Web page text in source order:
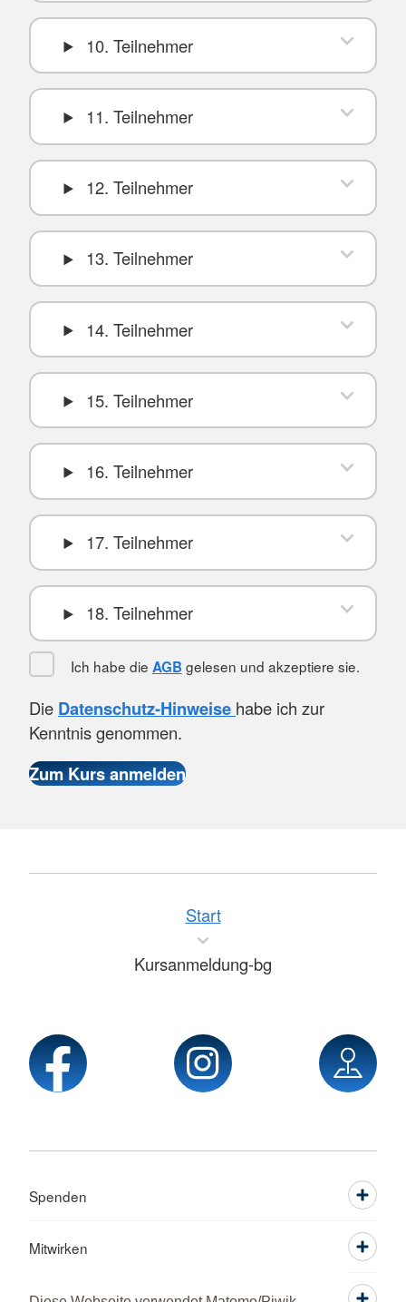
10. Teilnehmer
11. Teilnehmer
12. Teilnehmer
13. Teilnehmer
14. Teilnehmer
15. Teilnehmer
16. Teilnehmer
17. Teilnehmer
18. Teilnehmer
Ich habe die AGB gelesen und akzeptiere sie.
Die Datenschutz-Hinweise habe ich zur
Kenntnis genommen.
Start
Kursanmeldung-bg
Spenden
Mitwirken